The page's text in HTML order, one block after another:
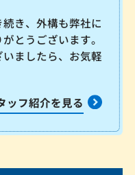
き、外構も弊社に
とうございます。
ましたら、お気軽
ッフ紹介を見る